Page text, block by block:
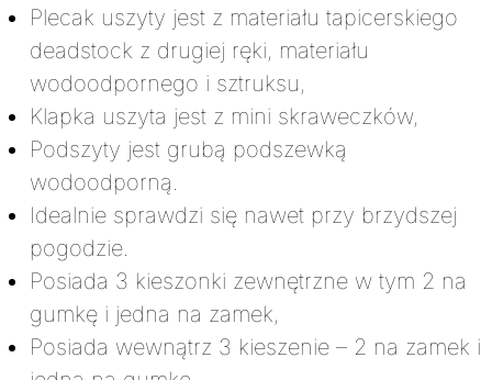
Plecak uszyty jest z materiału tapicerskiego
deadstock z drugiej ręki, materiału
wodoodpornego i sztruksu,
Klapka uszyta jest z mini skraweczków,
Podszyty jest grubą podszewką
wodoodporną.
Idealnie sprawdzi się nawet przy brzydszej
pogodzie.
Posiada 3 kieszonki zewnętrzne w tym 2 na
gumkę i jedna na zamek,
Posiada wewnątrz 3 kieszenie – 2 na zamek i